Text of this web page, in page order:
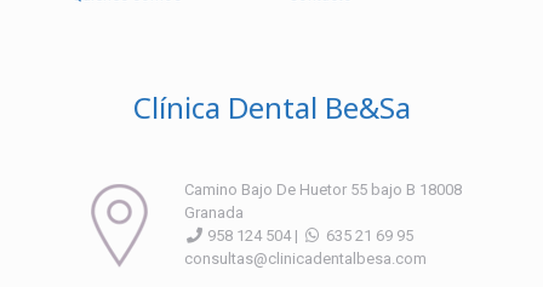
Clínica Dental Be&Sa
Camino Bajo De Huetor 55 bajo B 18008
Granada
958 124 504 |
635 21 69 95
consultas@clinicadentalbesa.com